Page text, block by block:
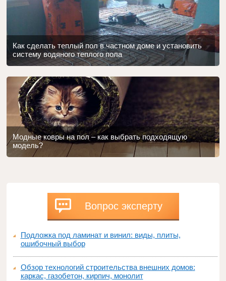
Как сделать теплый пол в частном доме и установить
систему водяного теплого пола
Модные ковры на пол – как выбрать подходящую
модель?
Вопрос эксперту
Подложка под ламинат и винил: виды, плиты,
ошибочный выбор
Обзор технологий строительства внешних домов:
каркас, газобетон, кирпич, монолит